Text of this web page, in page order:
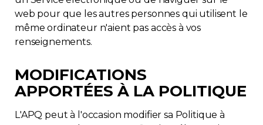
web pour que les autres personnes qui utilisent le
même ordinateur n'aient pas accès à vos
renseignements.
MODIFICATIONS
APPORTÉES À LA POLITIQUE
L'APQ peut à l'occasion modifier sa Politique à